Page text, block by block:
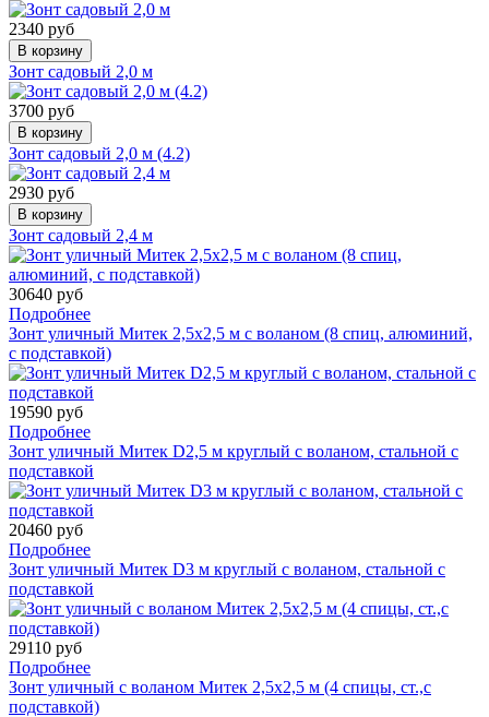
2340 руб
В корзину
Зонт садовый 2,0 м
3700 руб
В корзину
Зонт садовый 2,0 м (4.2)
2930 руб
В корзину
Зонт садовый 2,4 м
30640 руб
Подробнее
Зонт уличный Митек 2,5х2,5 м с воланом (8 спиц, алюминий,
с подставкой)
19590 руб
Подробнее
Зонт уличный Митек D2,5 м круглый с воланом, стальной с
подставкой
20460 руб
Подробнее
Зонт уличный Митек D3 м круглый с воланом, стальной с
подставкой
29110 руб
Подробнее
Зонт уличный с воланом Митек 2,5х2,5 м (4 спицы, ст.,с
подставкой)